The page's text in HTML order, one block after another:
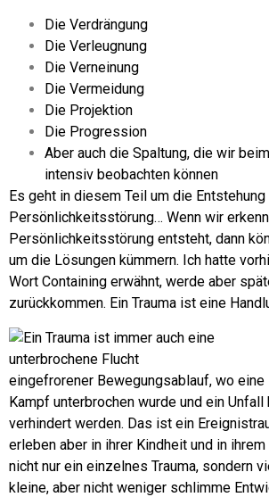
Die Verdrängung
Die Verleugnung
Die Verneinung
Die Vermeidung
Die Projektion
Die Progression
Aber auch die Spaltung, die wir
intensiv beobachten können
Es geht in diesem Teil um die
Persönlichkeitsstörung… Wenn wir
Persönlichkeitsstörung entsteht, dann
um die Lösungen kümmern. Ich hatte
Wort Containing erwähnt, werde aber
zurückkommen. Ein Trauma ist eine
eingefrorener Bewegungsablauf, wo eine
Kampf unterbrochen wurde und ein Unfall
verhindert werden. Das ist ein
erleben aber in ihrer Kindheit und in
nicht nur ein einzelnes Trauma, sondern
kleine, aber nicht weniger schlimme